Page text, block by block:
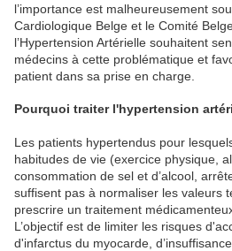
l’importance est malheureusement
Cardiologique Belge et le Comité
l’Hypertension Artérielle souhaitent
médecins à cette problématique et
patient dans sa prise en charge.
Pourquoi traiter l'hypertension
Les patients hypertendus pour
habitudes de vie (exercice physique,
consommation de sel et d’alcool,
suffisent pas à normaliser les valeurs
prescrire un traitement
L’objectif est de limiter les risques
d'infarctus du myocarde,